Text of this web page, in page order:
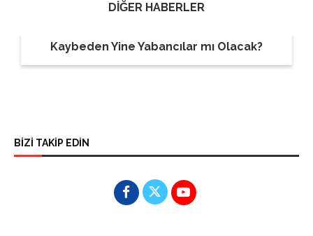
DİĞER HABERLER
Kaybeden Yine Yabancılar mı Olacak?
BİZİ TAKİP EDİN